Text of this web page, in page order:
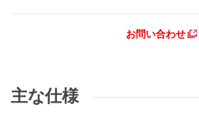
お問い合わせ
主な仕様